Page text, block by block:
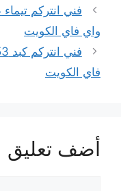
واي فاي الكويت
فاي الكويت
أضف تعليق